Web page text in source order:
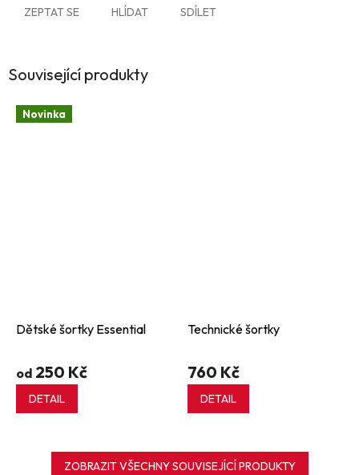
ZEPTAT SE HLÍDAT SDÍLET
Související produkty
Novinka
Dětské šortky Essential
od 250 Kč
DETAIL
Technické šortky
760 Kč
DETAIL
ZOBRAZIT VŠECHNY SOUVISEJÍCÍ PRODUKTY